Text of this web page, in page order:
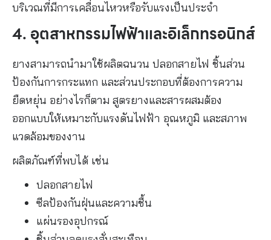
บริเวณที่มีการเคลื่อนไหวหรือรับแรงเป็นประจำ
4. อุตสาหกรรมไฟฟ้าและอิเล็กทรอนิกส์
ยางสามารถนำมาใช้ผลิตฉนวน ปลอกสายไฟ ชิ้นส่วน
ป้องกันการกระแทก และส่วนประกอบที่ต้องการความ
ยืดหยุ่น อย่างไรก็ตาม สูตรยางและสารผสมต้อง
ออกแบบให้เหมาะกับแรงดันไฟฟ้า อุณหภูมิ และสภาพ
แวดล้อมของงาน
ผลิตภัณฑ์ที่พบได้ เช่น
ปลอกสายไฟ
ซีลป้องกันฝุ่นและความชื้น
แผ่นรองอุปกรณ์